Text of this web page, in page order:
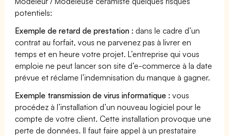
potentiels:
Exemple de retard de prestation : dans le cadre d’un
contrat au forfait, vous ne parvenez pas à livrer en
temps et en heure votre projet. L’entreprise qui vous
emploie ne peut lancer son site d’e-commerce à la date
prévue et réclame l’indemnisation du manque à gagner.
Exemple transmission de virus informatique : vous
procédez à l’installation d’un nouveau logiciel pour le
compte de votre client. Cette installation provoque une
perte de données. Il faut faire appel à un prestataire